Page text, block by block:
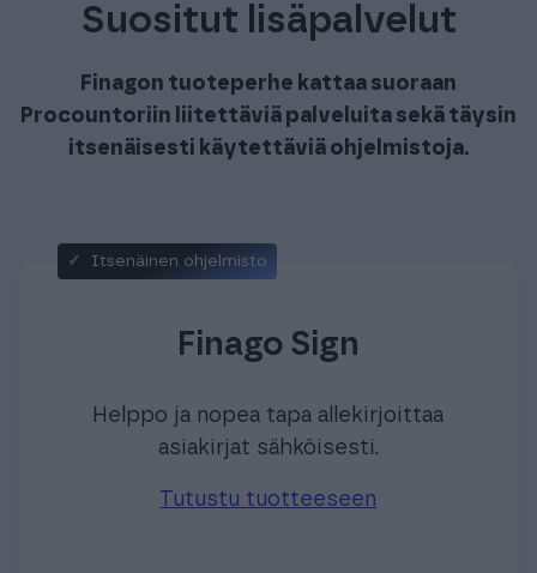
Suositut lisäpalvelut
Finagon tuoteperhe kattaa suoraan
Procountoriin liitettäviä palveluita sekä täysin
itsenäisesti käytettäviä ohjelmistoja.
Itsenäinen ohjelmisto
Finago Sign
Helppo ja nopea tapa allekirjoittaa
asiakirjat sähköisesti.
Tutustu tuotteeseen